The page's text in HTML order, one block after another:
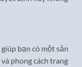
bạn có một sản
phong cách trang